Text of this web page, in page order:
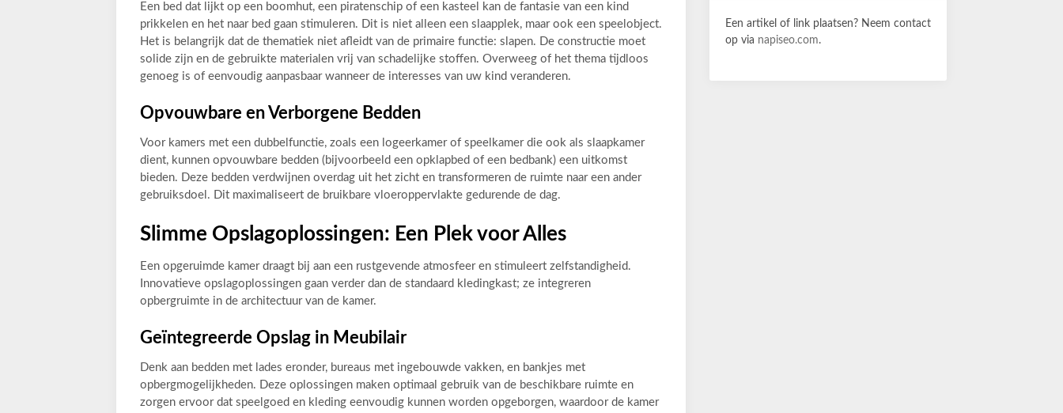
Een bed dat lijkt op een boomhut, een piratenschip of een kasteel kan de fantasie van een kind
prikkelen en het naar bed gaan stimuleren. Dit is niet alleen een slaapplek, maar ook een speelobject.
Het is belangrijk dat de thematiek niet afleidt van de primaire functie: slapen. De constructie moet
solide zijn en de gebruikte materialen vrij van schadelijke stoffen. Overweeg of het thema tijdloos
genoeg is of eenvoudig aanpasbaar wanneer de interesses van uw kind veranderen.
Opvouwbare en Verborgene Bedden
Voor kamers met een dubbelfunctie, zoals een logeerkamer of speelkamer die ook als slaapkamer
dient, kunnen opvouwbare bedden (bijvoorbeeld een opklapbed of een bedbank) een uitkomst
bieden. Deze bedden verdwijnen overdag uit het zicht en transformeren de ruimte naar een ander
gebruiksdoel. Dit maximaliseert de bruikbare vloeroppervlakte gedurende de dag.
Slimme Opslagoplossingen: Een Plek voor Alles
Een opgeruimde kamer draagt bij aan een rustgevende atmosfeer en stimuleert zelfstandigheid.
Innovatieve opslagoplossingen gaan verder dan de standaard kledingkast; ze integreren
opbergruimte in de architectuur van de kamer.
Geïntegreerde Opslag in Meubilair
Denk aan bedden met lades eronder, bureaus met ingebouwde vakken, en bankjes met
opbergmogelijkheden. Deze oplossingen maken optimaal gebruik van de beschikbare ruimte en
zorgen ervoor dat speelgoed en kleding eenvoudig kunnen worden opgeborgen, waardoor de kamer
Een artikel of link plaatsen? Neem contact
op via napiseo.com.